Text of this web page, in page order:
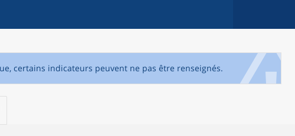
certains indicateurs peuvent ne pas être renseignés.